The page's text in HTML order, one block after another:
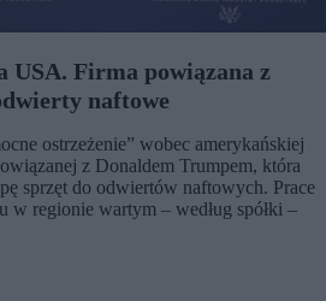
USA. Firma powiązana z
naftowe
ostrzeżenie” wobec amerykańskiej
z Donaldem Trumpem, która
sprzęt do odwiertów naftowych. Prace
w regionie wartym – według spółki –